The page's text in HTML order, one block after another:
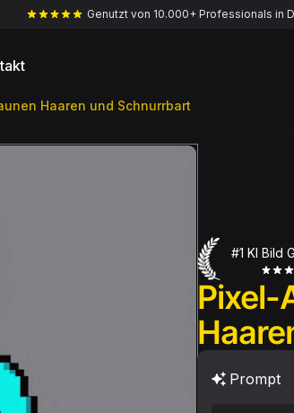
Genutzt von 10.000+ Professionals in
Haaren und Schnurrbart
#1 KI Bild
Pixel-
Prompt